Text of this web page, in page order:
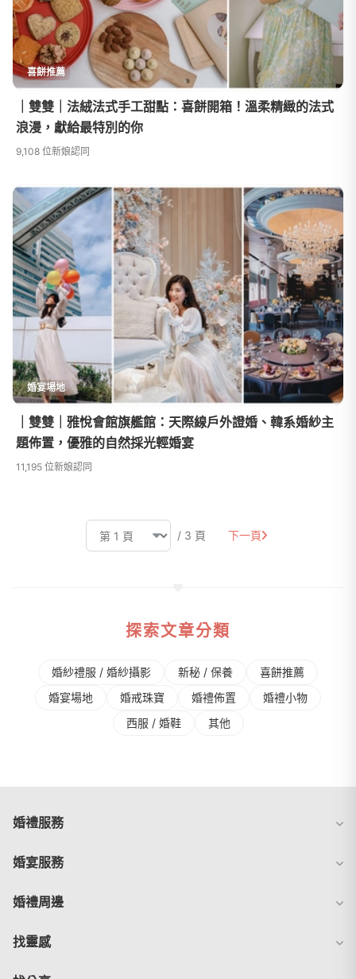
喜餅推薦
｜雙雙｜法絨法式手工甜點：喜餅開箱！溫柔精緻的法式
浪漫，獻給最特別的你
9,108 位新娘認同
婚宴場地
｜雙雙｜雅悅會館旗艦館：天際線戶外證婚、韓系婚紗主
題佈置，優雅的自然採光輕婚宴
11,195 位新娘認同
/ 3 頁 下一頁
探索文章分類
婚紗禮服 / 婚紗攝影 新秘 / 保養
喜餅推薦
婚宴場地
婚戒珠寶 婚禮佈置
婚禮⼩物
⻄服 / 婚鞋
其他
婚禮服務
婚宴服務
婚禮周邊
找靈感